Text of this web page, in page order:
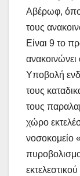
Αβέρωφ,
τους
Είναι 9 το
ανακοινώνει
Υποβολή
τους
τους
χώρο
νοσοκομείο